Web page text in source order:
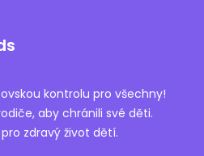
kontrolu pro všechny!
aby chránili své děti.
zdravý život dětí.